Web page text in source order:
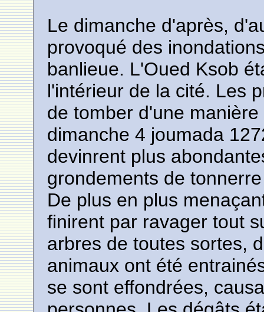
Le dimanche d'après,
provoqué des
banlieue. L'Oued Ksob
l'intérieur de la cité. Les
de tomber d'une
dimanche 4 joumada
devinrent plus
grondements de
De plus en plus
finirent par ravager tout
arbres de toutes sortes,
animaux ont été
se sont effondrées,